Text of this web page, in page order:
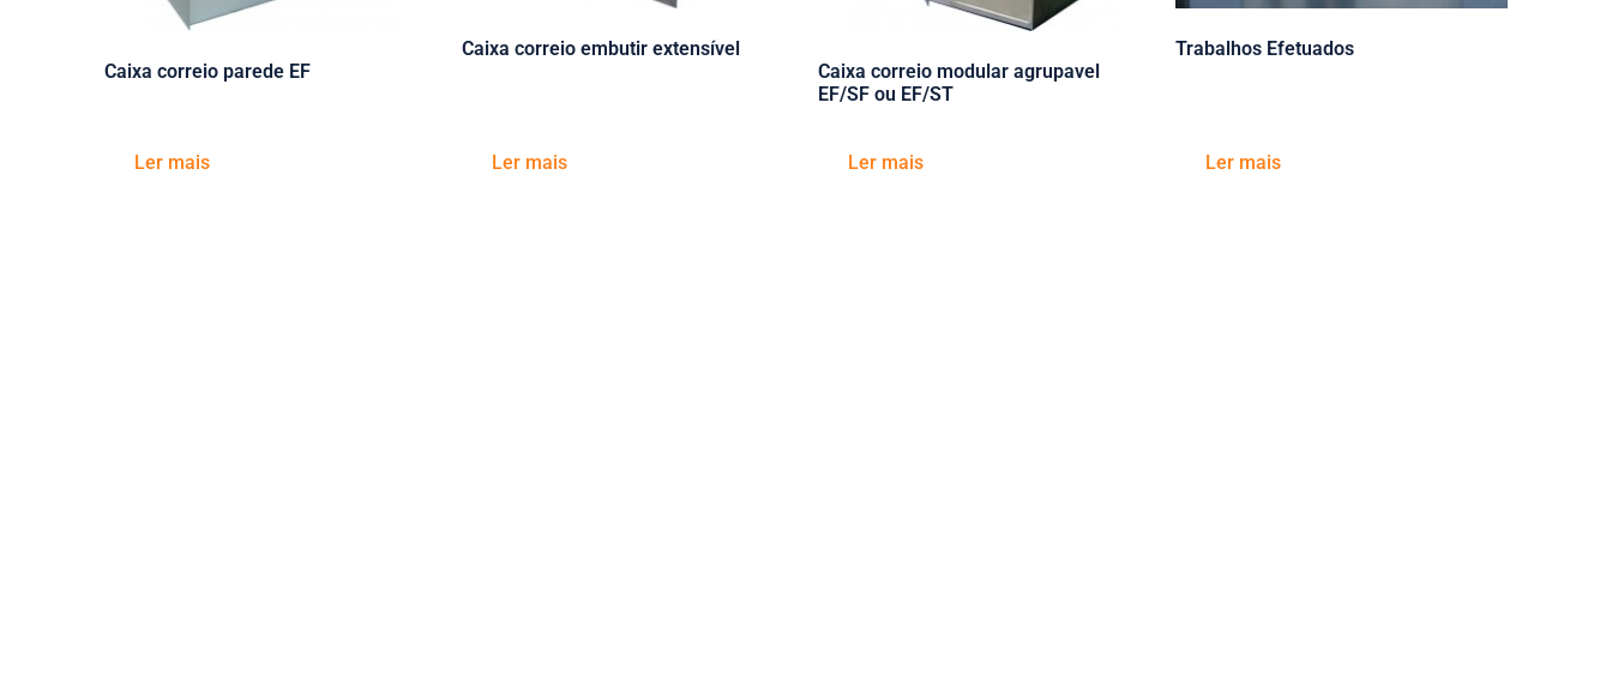
Caixa correio parede EF
Ler mais
Caixa correio embutir extensível
Ler mais
Caixa correio modular agrupavel
EF/SF ou EF/ST
Ler mais
Trabalhos Efetuados
Ler mais